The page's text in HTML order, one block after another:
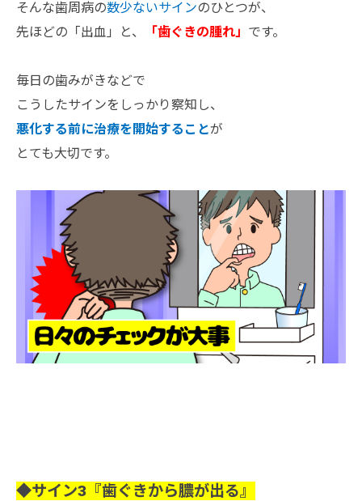
そんな歯周病の数少ないサインのひとつが、
先ほどの「出血」と、
「歯ぐきの腫れ」 です。
毎日の歯みがきなどで
こうしたサインをしっかり察知し、
悪化する前に治療を開始することが
とても大切です。
◆サイン3『歯ぐきから膿が出る』